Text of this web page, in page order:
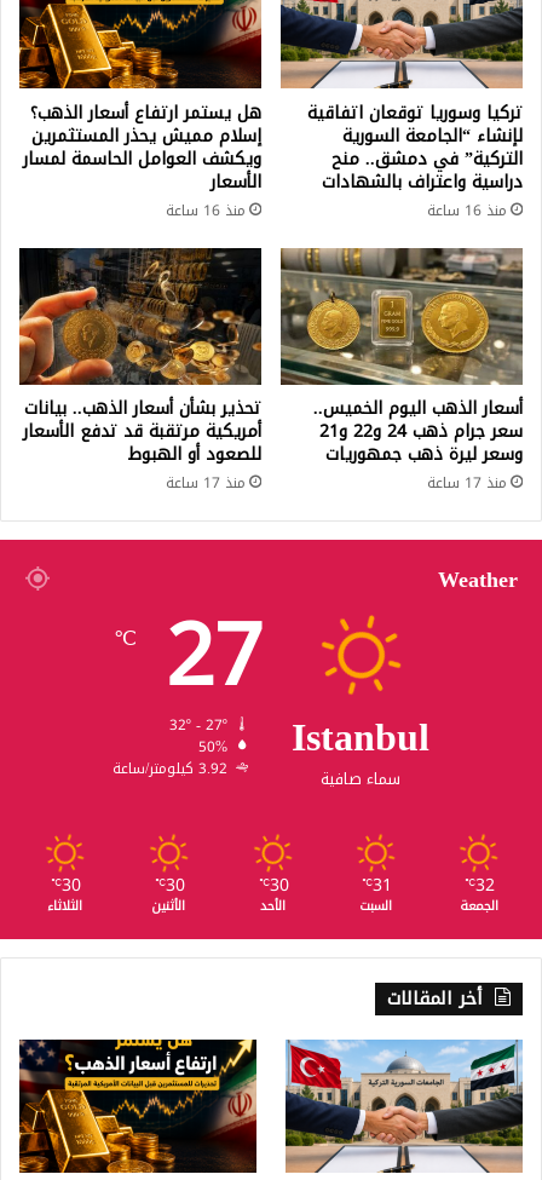
تركيا وسوريا توقعان اتفاقية
لإنشاء “الجامعة السورية
التركية” في دمشق.. منح
دراسية واعتراف بالشهادات
منذ 16 ساعة
هل يستمر ارتفاع أسعار الذهب؟
إسلام مميش يحذر المستثمرين
ويكشف العوامل الحاسمة لمسار
الأسعار
منذ 16 ساعة
أسعار الذهب اليوم الخميس..
سعر جرام ذهب 24 و22 و21
وسعر ليرة ذهب جمهوريات
منذ 17 ساعة
تحذير بشأن أسعار الذهب.. بيانات
أمريكية مرتقبة قد تدفع الأسعار
للصعود أو الهبوط
منذ 17 ساعة
Weather
Istanbul
سماء صافية
27
℃
50%
3.92 كيلومتر/ساعة
32
℃
الجمعة
31
℃
السبت
30
℃
الأحد
30
℃
الأثنين
30
℃
الثلاثاء
أخر المقالات